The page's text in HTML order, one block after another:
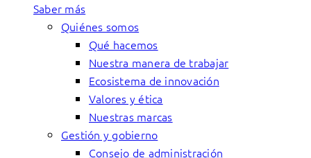
Saber más
Quiénes somos
Qué hacemos
Nuestra manera de trabajar
Ecosistema de innovación
Valores y ética
Nuestras marcas
Gestión y gobierno
Consejo de administración